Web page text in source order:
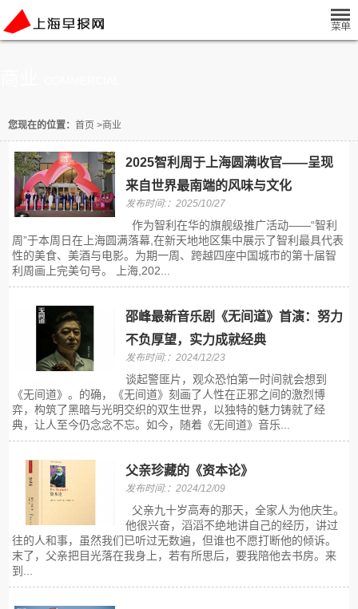
您现在的位置： 首页 >商业
2025智利周于上海圆满收官——呈现
来自世界最南端的风味与文化
发布时间:：2025/10/27
作为智利在华的旗舰级推广活动——“智利
周”于本周日在上海圆满落幕,在新天地地区集中展示了智利最具代表
性的美食、美酒与电影。为期一周、跨越四座中国城市的第十届智
利周画上完美句号。 上海,202...
邵峰最新音乐剧《无间道》首演：努力
不负厚望，实力成就经典
发布时间:：2024/12/23
谈起警匪片，观众恐怕第一时间就会想到
《无间道》。的确，《无间道》刻画了人性在正邪之间的激烈博
弈，构筑了黑暗与光明交织的双生世界，以独特的魅力铸就了经
典，让人至今仍念念不忘。如今，随着《无间道》音乐...
父亲珍藏的《资本论》
发布时间:：2024/12/09
父亲九十岁高寿的那天，全家人为他庆生。
他很兴奋，滔滔不绝地讲自己的经历，讲过
往的人和事，虽然我们已听过无数遍，但谁也不愿打断他的倾诉。
末了，父亲把目光落在我身上，若有所思后，要我陪他去书房。来
到...